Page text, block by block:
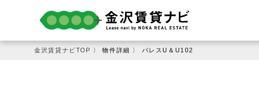
金沢賃貸ナビTOP 〉 物件詳細 〉 パレスU＆U102